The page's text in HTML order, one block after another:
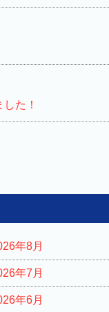
た！
年8月
年7月
年6月